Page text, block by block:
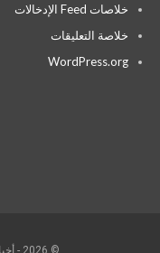
خلاصات Feed الإدخالات
خلاصة التعليقات
WordPress.org
© 2026 - أخبار وطني. All Rights Reserved.